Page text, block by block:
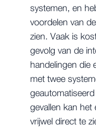
systemen, en
voordelen van
zien. Vaak is
gevolg van de
handelingen die
met twee
gevallen kan het
vrijwel direct te